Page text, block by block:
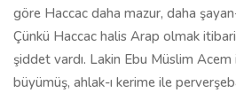
göre Haccac daha mazur, daha
Çünkü Haccac halis Arap olmak
şiddet vardı. Lakin Ebu Müslim
büyümüş, ahlak-ı kerime ile